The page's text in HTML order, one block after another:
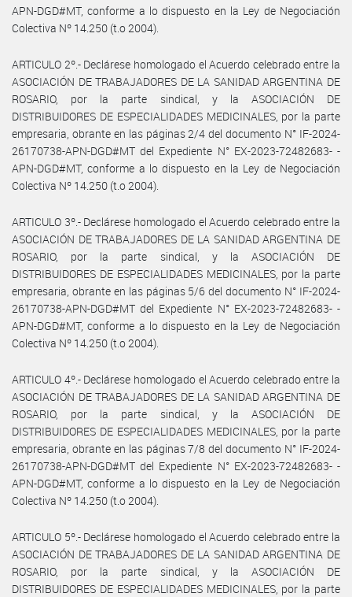
APN-DGD#MT, conforme a lo dispuesto en la Ley de Negociación
Colectiva Nº 14.250 (t.o 2004).
ARTICULO 2º.- Declárese homologado el Acuerdo celebrado entre la
ASOCIACIÓN DE TRABAJADORES DE LA SANIDAD ARGENTINA DE
ROSARIO, por la parte sindical, y la ASOCIACIÓN DE
DISTRIBUIDORES DE ESPECIALIDADES MEDICINALES, por la parte
empresaria, obrante en las páginas 2/4 del documento N° IF-2024-
26170738-APN-DGD#MT del Expediente N° EX-2023-72482683- -
APN-DGD#MT, conforme a lo dispuesto en la Ley de Negociación
Colectiva Nº 14.250 (t.o 2004).
ARTICULO 3º.- Declárese homologado el Acuerdo celebrado entre la
ASOCIACIÓN DE TRABAJADORES DE LA SANIDAD ARGENTINA DE
ROSARIO, por la parte sindical, y la ASOCIACIÓN DE
DISTRIBUIDORES DE ESPECIALIDADES MEDICINALES, por la parte
empresaria, obrante en las páginas 5/6 del documento N° IF-2024-
26170738-APN-DGD#MT del Expediente N° EX-2023-72482683- -
APN-DGD#MT, conforme a lo dispuesto en la Ley de Negociación
Colectiva Nº 14.250 (t.o 2004).
ARTICULO 4º.- Declárese homologado el Acuerdo celebrado entre la
ASOCIACIÓN DE TRABAJADORES DE LA SANIDAD ARGENTINA DE
ROSARIO, por la parte sindical, y la ASOCIACIÓN DE
DISTRIBUIDORES DE ESPECIALIDADES MEDICINALES, por la parte
empresaria, obrante en las páginas 7/8 del documento N° IF-2024-
26170738-APN-DGD#MT del Expediente N° EX-2023-72482683- -
APN-DGD#MT, conforme a lo dispuesto en la Ley de Negociación
Colectiva Nº 14.250 (t.o 2004).
ARTICULO 5º.- Declárese homologado el Acuerdo celebrado entre la
ASOCIACIÓN DE TRABAJADORES DE LA SANIDAD ARGENTINA DE
ROSARIO, por la parte sindical, y la ASOCIACIÓN DE
DISTRIBUIDORES DE ESPECIALIDADES MEDICINALES, por la parte